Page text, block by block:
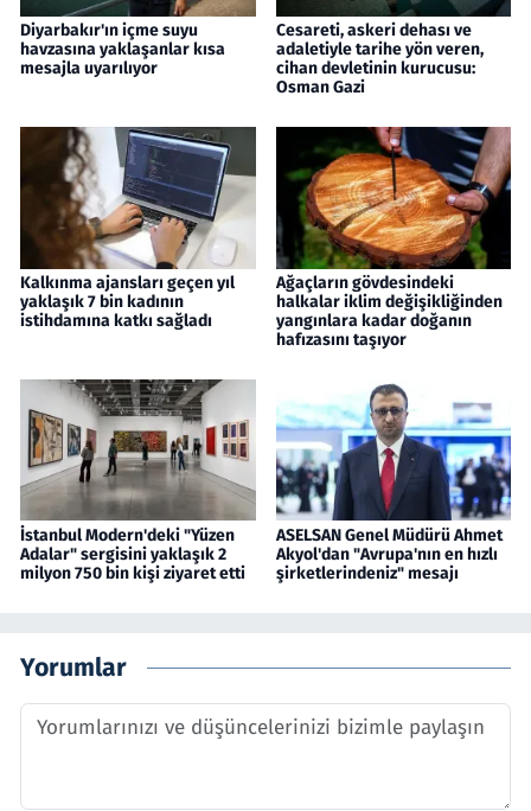
Diyarbakır'ın içme suyu
havzasına yaklaşanlar kısa
mesajla uyarılıyor
Cesareti, askeri dehası ve
adaletiyle tarihe yön veren,
cihan devletinin kurucusu:
Osman Gazi
Kalkınma ajansları geçen yıl
yaklaşık 7 bin kadının
istihdamına katkı sağladı
Ağaçların gövdesindeki
halkalar iklim değişikliğinden
yangınlara kadar doğanın
hafızasını taşıyor
İstanbul Modern'deki "Yüzen
Adalar" sergisini yaklaşık 2
milyon 750 bin kişi ziyaret etti
ASELSAN Genel Müdürü Ahmet
Akyol'dan "Avrupa'nın en hızlı
şirketlerindeniz" mesajı
Yorumlar